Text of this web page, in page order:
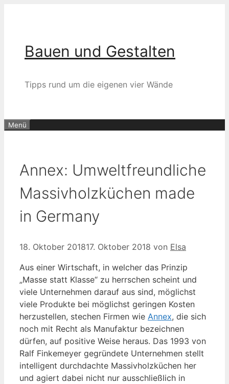
Bauen und Gestalten
Tipps rund um die eigenen vier Wände
Menü
Annex: Umweltfreundliche
Massivholzküchen made
in Germany
18. Oktober 201817. Oktober 2018 von Elsa
Aus einer Wirtschaft, in welcher das Prinzip
„Masse statt Klasse“ zu herrschen scheint und
viele Unternehmen darauf aus sind, möglichst
viele Produkte bei möglichst geringen Kosten
herzustellen, stechen Firmen wie Annex, die sich
noch mit Recht als Manufaktur bezeichnen
dürfen, auf positive Weise heraus. Das 1993 von
Ralf Finkemeyer gegründete Unternehmen stellt
intelligent durchdachte Massivholzküchen her
und agiert dabei nicht nur ausschließlich in